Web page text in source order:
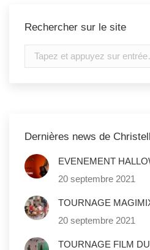
Rechercher sur le site
Recherche
:
Dernières news de
EVENEMENT
20 septembre 2021
TOURNAGE
20 septembre 2021
TOURNAGE FILM